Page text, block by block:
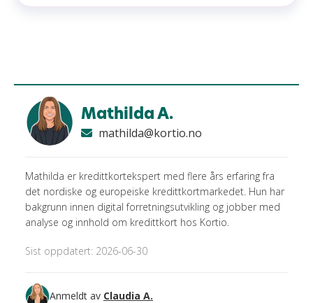
Mathilda A.
mathilda@kortio.no
Mathilda er kredittkortekspert med flere års erfaring fra
det nordiske og europeiske kredittkortmarkedet. Hun har
bakgrunn innen digital forretningsutvikling og jobber med
analyse og innhold om kredittkort hos Kortio.
Sist oppdatert: 2026-06-30
Anmeldt av Claudia A.